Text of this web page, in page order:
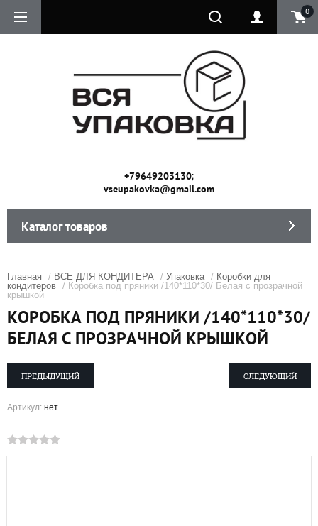
0
+79649203130;
vseupakovka@gmail.com
Каталог товаров
Главная / ВСЕ ДЛЯ КОНДИТЕРА / Упаковка / Коробки для
кондитеров / Коробка под пряники /140*110*30/ Белая с прозрачной
крышкой
КОРОБКА ПОД ПРЯНИКИ /140*110*30/
БЕЛАЯ С ПРОЗРАЧНОЙ КРЫШКОЙ
ПРЕДЫДУЩИЙ СЛЕДУЮЩИЙ
Артикул: нет